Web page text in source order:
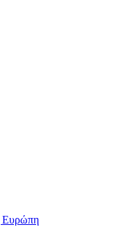
Ευρώπη